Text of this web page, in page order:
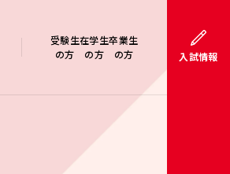
受験生
の方
在学生
の方
卒業生
の方
入試情報